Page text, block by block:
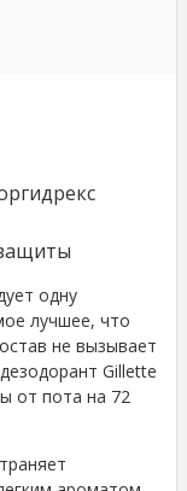
одну
лучшее, что
не вызывает
Gillette
от пота на 72